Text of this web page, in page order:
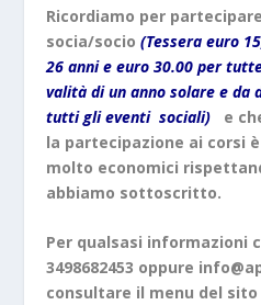
Ricordiamo per
socia/socio(Tessera euro
26 anni e euro 30.00 per
valità di un anno solare e
tutti gli eventi sociali) e
la partecipazione ai corsi
molto economici
abbiamo sottoscritto.
Per qualsasi informazioni
3498682453 oppure
consultare il menu del